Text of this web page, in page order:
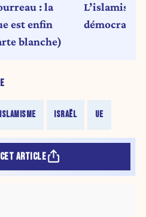
ISLAMISME ISRAËL UE
: la
est enfin
blanche)
démocratie
ARTICLE